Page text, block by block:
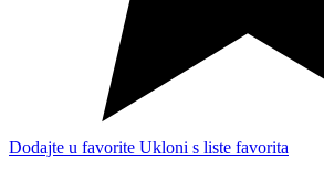
Dodajte u favorite Ukloni s liste favorita